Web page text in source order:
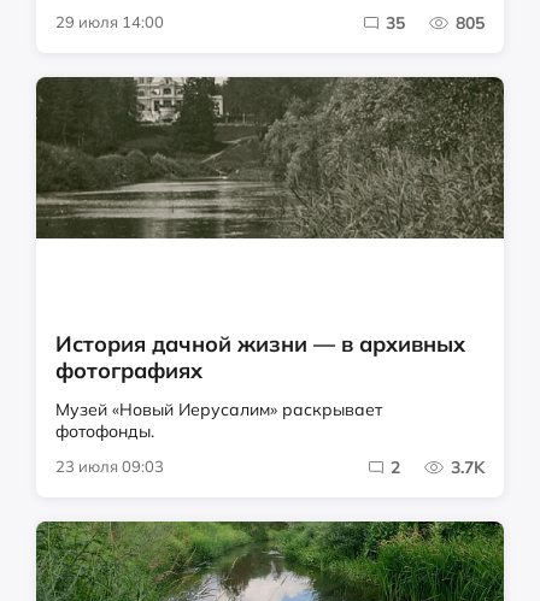
29 июля 14:00 35 805
История дачной жизни — в архивных
фотографиях
Музей «Новый Иерусалим» раскрывает
фотофонды.
23 июля 09:03 2 3.7K